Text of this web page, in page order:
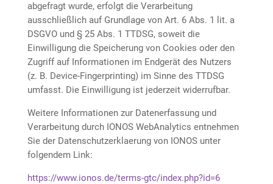
abgefragt wurde, erfolgt die Verarbeitung
ausschließlich auf Grundlage von Art. 6 Abs. 1 lit. a
DSGVO und § 25 Abs. 1 TTDSG, soweit die
Einwilligung die Speicherung von Cookies oder den
Zugriff auf Informationen im Endgerät des Nutzers
(z. B. Device-Fingerprinting) im Sinne des TTDSG
umfasst. Die Einwilligung ist jederzeit widerrufbar.
Weitere Informationen zur Datenerfassung und
Verarbeitung durch IONOS WebAnalytics entnehmen
Sie der Datenschutzerklaerung von IONOS unter
folgendem Link:
https://www.ionos.de/terms-gtc/index.php?id=6